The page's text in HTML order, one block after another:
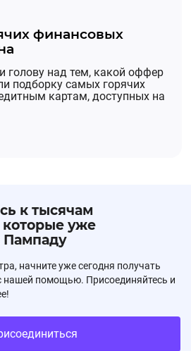
финансовых
голову над тем, какой оффер
подборку самых горячих
картам, доступных на
к тысячам
которые уже
Пампаду
начните уже сегодня получать
нашей помощью. Присоединяйтесь и